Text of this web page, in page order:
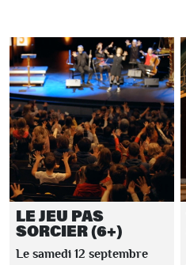
LE JEU PAS
SORCIER (6+)
Le samedi 12 septembre